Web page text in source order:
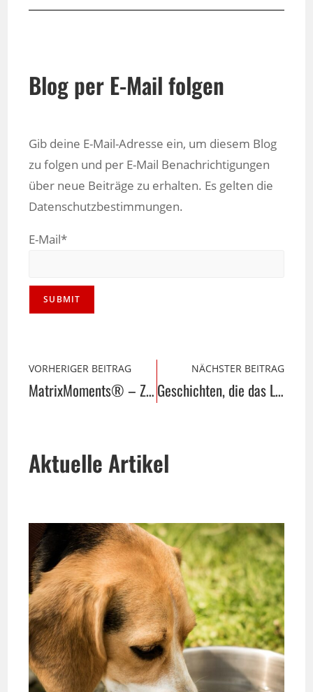
Blog per E-Mail folgen
Gib deine E-Mail-Adresse ein, um diesem Blog
zu folgen und per E-Mail Benachrichtigungen
über neue Beiträge zu erhalten. Es gelten die
Datenschutzbestimmungen.
E-Mail*
VORHERIGER BEITRAG
MatrixMoments® – Zeit fürs Entrümpeln
NÄCHSTER BEITRAG
Geschichten, die das Leben schreibt
Aktuelle Artikel